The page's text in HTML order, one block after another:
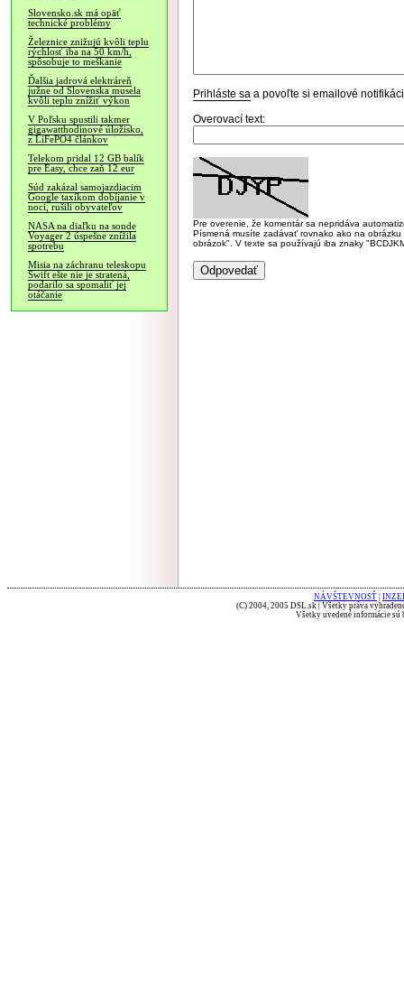
Slovensko.sk má opäť
technické problémy
Železnice znižujú kvôli teplu
rýchlosť iba na 50 km/h,
spôsobuje to meškanie
Ďalšia jadrová elektráreň
južne od Slovenska musela
kvôli teplu znížiť výkon
V Poľsku spustili takmer
gigawatthodinové úložisko,
z LiFePO4 článkov
Telekom pridal 12 GB balík
pre Easy, chce zaň 12 eur
Súd zakázal samojazdiacim
Google taxíkom dobíjanie v
noci, rušili obyvateľov
NASA na diaľku na sonde
Voyager 2 úspešne znížila
spotrebu
Misia na záchranu teleskopu
Swift ešte nie je stratená,
podarilo sa spomaliť jej
otáčanie
Prihláste sa a povoľte si emailové
Overovací text:
Pre overenie, že komentár sa nepridáva
Písmená musíte zadávať rovnako ako na
obrázok". V texte sa používajú iba znaky
NÁVŠTEVNOSŤ
(C) 2004, 2005 DSL.sk | Všetky práva
Všetky uvedené informácie sú